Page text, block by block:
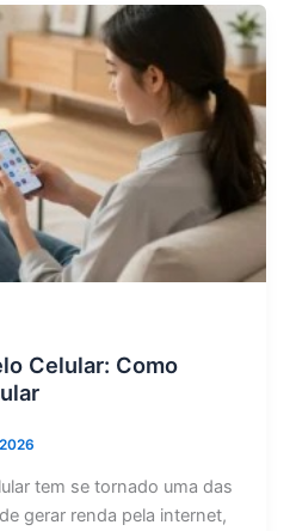
Celular: Como
tem se tornado uma das
gerar renda pela internet,